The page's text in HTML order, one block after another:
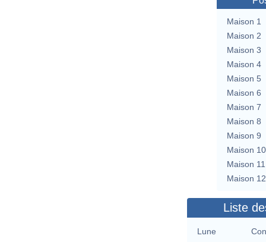
Maison 1
Maison 2
Maison 3
Maison 4
Maison 5
Maison 6
Maison 7
Maison 8
Maison 9
Maison 10
Maison 11
Maison 12
Liste
Lune